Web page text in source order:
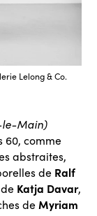
Lelong & Co.
le-Main)
60, comme
abstraites,
de Ralf
Katja Davar,
deMyriam